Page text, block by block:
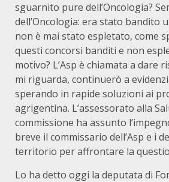
sguarnito pure dell’Oncologia?
dell’Oncologia: era stato bandito
non è mai stato espletato, come
questi concorsi banditi e non
motivo? L’Asp è chiamata a dare
mi riguarda, continuerò a
sperando in rapide soluzioni ai
agrigentina. L’assessorato alla
commissione ha assunto
breve il commissario dell’Asp e i
territorio per affrontare la
Lo ha detto oggi la deputata di